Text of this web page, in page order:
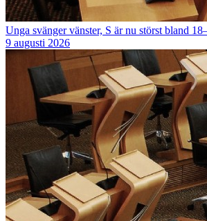
Unga svänger vänster, S är nu störst bland
9 augusti 2026